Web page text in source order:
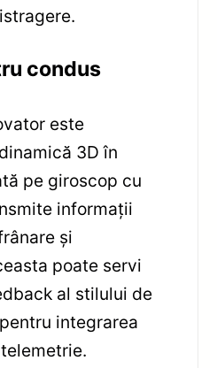
condus
este
3D în
pe giroscop cu
informații
și
poate servi
al stilului de
integrarea